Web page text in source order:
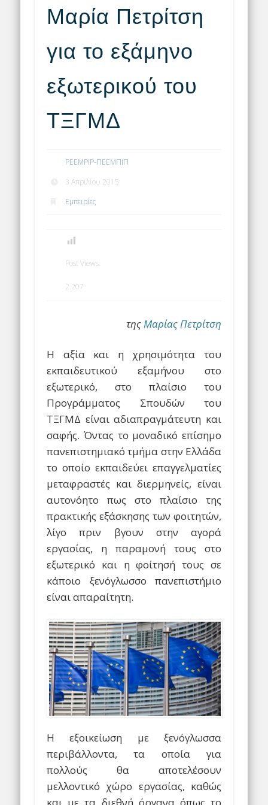
Μαρία Πετρίτση
για το εξάμηνο
εξωτερικού του
ΤΞΓΜΔ
PEEMPIP-ΠΕΕΜΠΙΠ
3 Απριλίου 2015
Εμπειρίες
Post Views:
2.207
τηςΜαρίας Πετρίτση
Η αξία και η χρησιμότητα του
εκπαιδευτικού εξαμήνου στο
εξωτερικό, στο πλαίσιο του
Προγράμματος Σπουδών του
ΤΞΓΜΔ είναι αδιαπραγμάτευτη και
σαφής. Όντας το μοναδικό επίσημο
πανεπιστημιακό τμήμα στην Ελλάδα
το οποίο εκπαιδεύει επαγγελματίες
μεταφραστές και διερμηνείς, είναι
αυτονόητο πως στο πλαίσιο της
πρακτικής εξάσκησης των φοιτητών,
λίγο πριν βγουν στην αγορά
εργασίας, η παραμονή τους στο
εξωτερικό και η φοίτησή τους σε
κάποιο ξενόγλωσσο πανεπιστήμιο
είναι απαραίτητη.
Η εξοικείωση με ξενόγλωσσα
περιβάλλοντα, τα οποία για
πολλούς θα αποτελέσουν
μελλοντικό χώρο εργασίας, καθώς